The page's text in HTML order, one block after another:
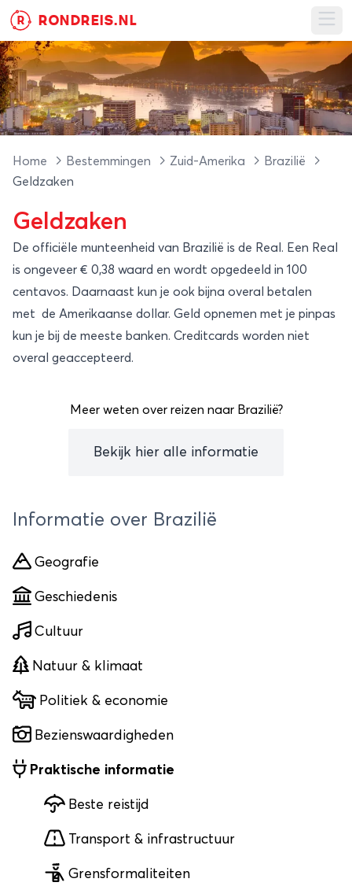
R RONDREIS.NL
Home Bestemmingen Zuid-Amerika
Brazilië
Geldzaken
Geldzaken
De officiële munteenheid van Brazilië is de Real. Een Real
is ongeveer € 0,38 waard en wordt opgedeeld in 100
centavos. Daarnaast kun je ook bijna overal betalen
met de Amerikaanse dollar. Geld opnemen met je pinpas
kun je bij de meeste banken. Creditcards worden niet
overal geaccepteerd.
Meer weten over reizen naar Brazilië?
Bekijk hier alle informatie
Informatie over Brazilië
Geografie
Geschiedenis
Cultuur
Natuur & klimaat
Politiek & economie
Bezienswaardigheden
Praktische informatie
Beste reistijd
Transport & infrastructuur
Grensformaliteiten